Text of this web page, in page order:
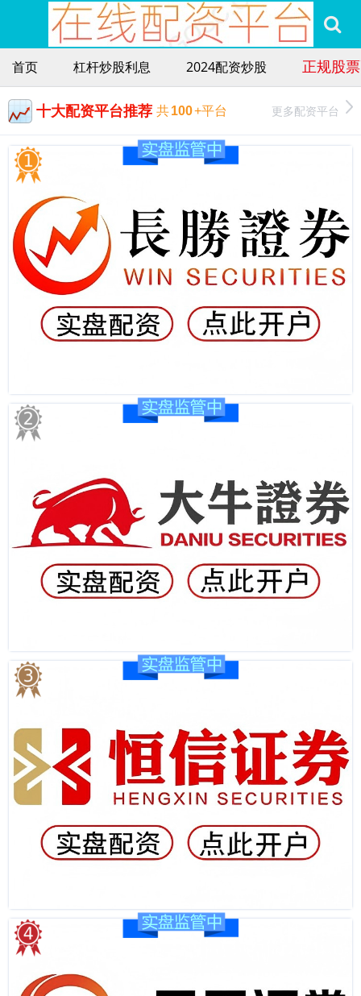
首页 杠杆炒股利息 2024配资炒股 正规股
十大配资平台推荐 共100+平台 更多配资平台